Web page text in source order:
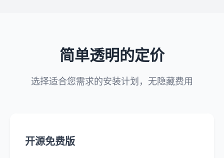
简单透明的定价
选择适合您需求的安装计划，无隐藏费用
开源免费版